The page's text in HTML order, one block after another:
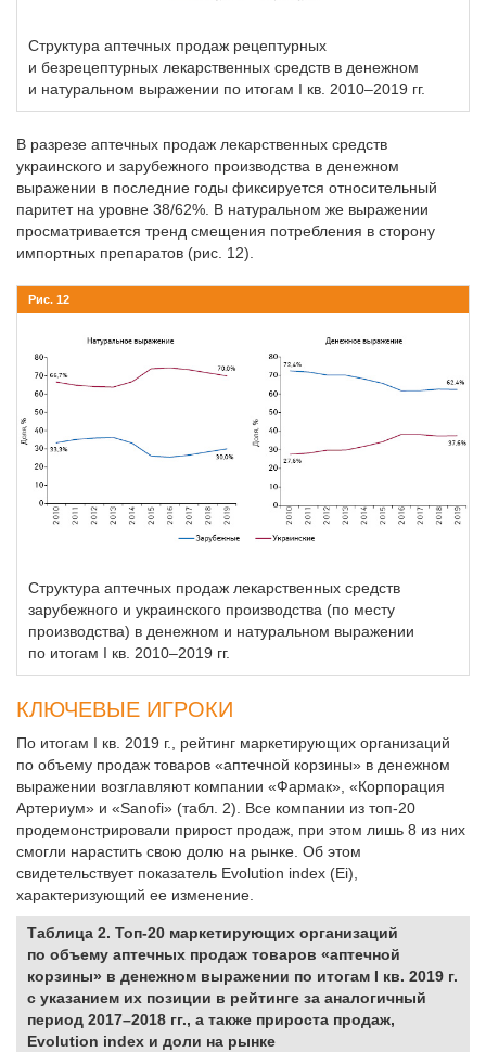
Структура аптечных продаж рецептурных
и безрецептурных лекарственных средств в денежном
и натуральном выражении по итогам I кв. 2010–2019 гг.
В разрезе аптечных продаж лекарственных средств
украинского и зарубежного производства в денежном
выражении в последние годы фиксируется относительный
паритет на уровне 38/62%. В натуральном же выражении
просматривается тренд смещения потребления в сторону
импортных препаратов (рис. 12).
Рис. 12
Структура аптечных продаж лекарственных средств
зарубежного и украинского производства (по месту
производства) в денежном и натуральном выражении
по итогам I кв. 2010–2019 гг.
КЛЮЧЕВЫЕ ИГРОКИ
По итогам I кв. 2019 г., рейтинг маркетирующих организаций
по объему продаж товаров «аптечной корзины» в денежном
выражении возглавляют компании «Фармак», «Корпорация
Артериум» и «Sanofi» (табл. 2). Все компании из топ-20
продемонстрировали прирост продаж, при этом лишь 8 из них
смогли нарастить свою долю на рынке. Об этом
свидетельствует показатель Evolution index (Ei),
характеризующий ее изменение.
Таблица 2. Топ-20 маркетирующих организаций
по объему аптечных продаж товаров «аптечной
корзины» в денежном выражении по итогам I кв. 2019 г.
с указанием их позиции в рейтинге за аналогичный
период 2017–2018 гг., а также прироста продаж,
Evolution index и доли на рынке